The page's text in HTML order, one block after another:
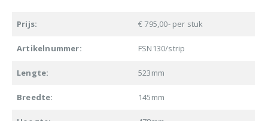
Prijs: € 795,00- per stuk
Artikelnummer: FSN130/strip
Lengte: 523mm
Breedte: 145mm